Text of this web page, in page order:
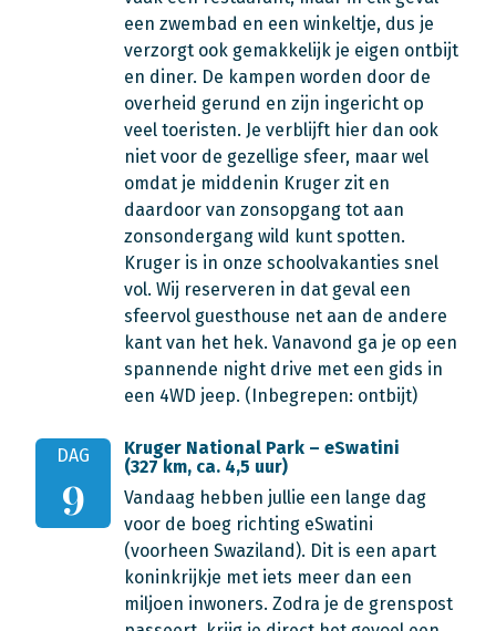
een zwembad en een winkeltje, dus je
verzorgt ook gemakkelijk je eigen ontbijt
en diner. De kampen worden door de
overheid gerund en zijn ingericht op
veel toeristen. Je verblijft hier dan ook
niet voor de gezellige sfeer, maar wel
omdat je middenin Kruger zit en
daardoor van zonsopgang tot aan
zonsondergang wild kunt spotten.
Kruger is in onze schoolvakanties snel
vol. Wij reserveren in dat geval een
sfeervol guesthouse net aan de andere
kant van het hek. Vanavond ga je op een
spannende night drive met een gids in
een 4WD jeep. (Inbegrepen: ontbijt)
DAG
9
Kruger National Park – eSwatini
(327 km, ca. 4,5 uur)
Vandaag hebben jullie een lange dag
voor de boeg richting eSwatini
(voorheen Swaziland). Dit is een apart
koninkrijkje met iets meer dan een
miljoen inwoners. Zodra je de grenspost